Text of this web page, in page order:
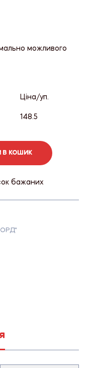
можливого
Ціна/уп.
148.5
В КОШИК
бажаних